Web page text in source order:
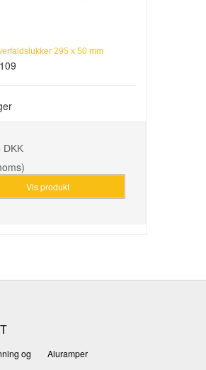
295 x 50 mm
DKK
Vis produkt
og
Aluramper